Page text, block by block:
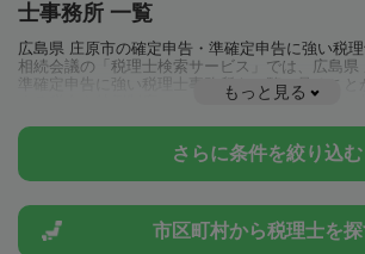
士事務所 一覧
広島県 庄原市の確定申告・準確定申告に強い税理
相続会議の「税理士検索サービス」では、広島県
準確定申告に強い税理士事務所を一覧で見ること
する税金や特例制度のことは一度近隣の税理士に
もっと見る
さらに条件を絞り込む
市区町村から税理士を